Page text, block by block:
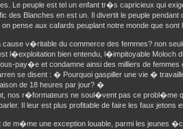
Le peuple est tel un enfant tr�s capricieux qui
des Blanches en est un. Il divertit le peuple
pense aux cafards peuplant notre monde que
cause v�ritable du commerce des femmes? non
l�exploitation bien entendu, l�impitoyable Moloch
pay�e et condamne ainsi des milliers de femmes
se disent : � Pourquoi gaspiller une vie �
de 18 heures par jour? �
nos r�formateurs ne soul�vent pas ce probl�me
Il leur est plus profitable de faire les faux
de m�me une exception louable, parmi les jeunes